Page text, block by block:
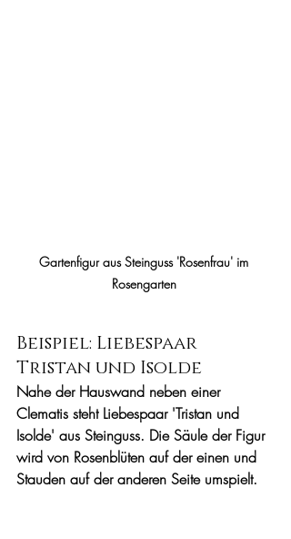
Gartenfigur aus Steinguss 'Rosenfrau' im
Rosengarten
Beispiel: Liebespaar
Tristan und Isolde
Nahe der Hauswand neben einer
Clematis steht Liebespaar 'Tristan und
Isolde' aus Steinguss. Die Säule der Figur
wird von Rosenblüten auf der einen und
Stauden auf der anderen Seite umspielt.